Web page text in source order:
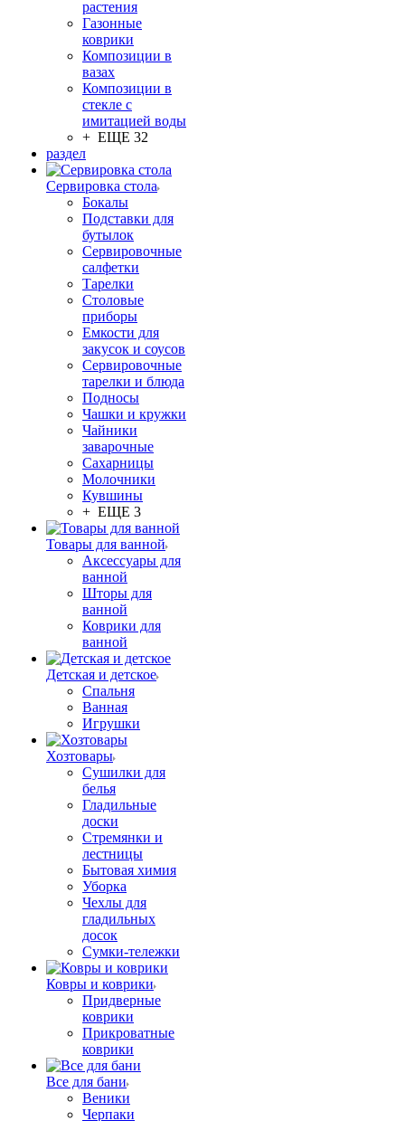
растения
Газонные
коврики
Композиции в
вазах
Композиции в
стекле с
имитацией воды
+ ЕЩЕ 32
раздел
Сервировка стола
Бокалы
Подставки для
бутылок
Сервировочные
салфетки
Тарелки
Столовые
приборы
Емкости для
закусок и соусов
Сервировочные
тарелки и блюда
Подносы
Чашки и кружки
Чайники
заварочные
Сахарницы
Молочники
Кувшины
+ ЕЩЕ 3
Товары для ванной
Аксессуары для
ванной
Шторы для
ванной
Коврики для
ванной
Детская и детское
Спальня
Ванная
Игрушки
Хозтовары
Сушилки для
белья
Гладильные
доски
Стремянки и
лестницы
Бытовая химия
Уборка
Чехлы для
гладильных
досок
Сумки-тележки
Ковры и коврики
Придверные
коврики
Прикроватные
коврики
Все для бани
Веники
Черпаки